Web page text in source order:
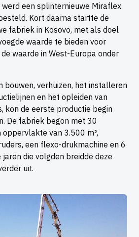
een splinternieuwe Miraflex
Kort daarna startte de
fabriek in Kosovo, met als doel
waarde te bieden voor
waarde in West-Europa onder
bouwen, verhuizen, het installeren
en het opleiden van
kon de eerste productie begin
De fabriek begon met 30
van 3.500 m²,
een flexo-drukmachine en 6
die volgden breidde deze
uit.